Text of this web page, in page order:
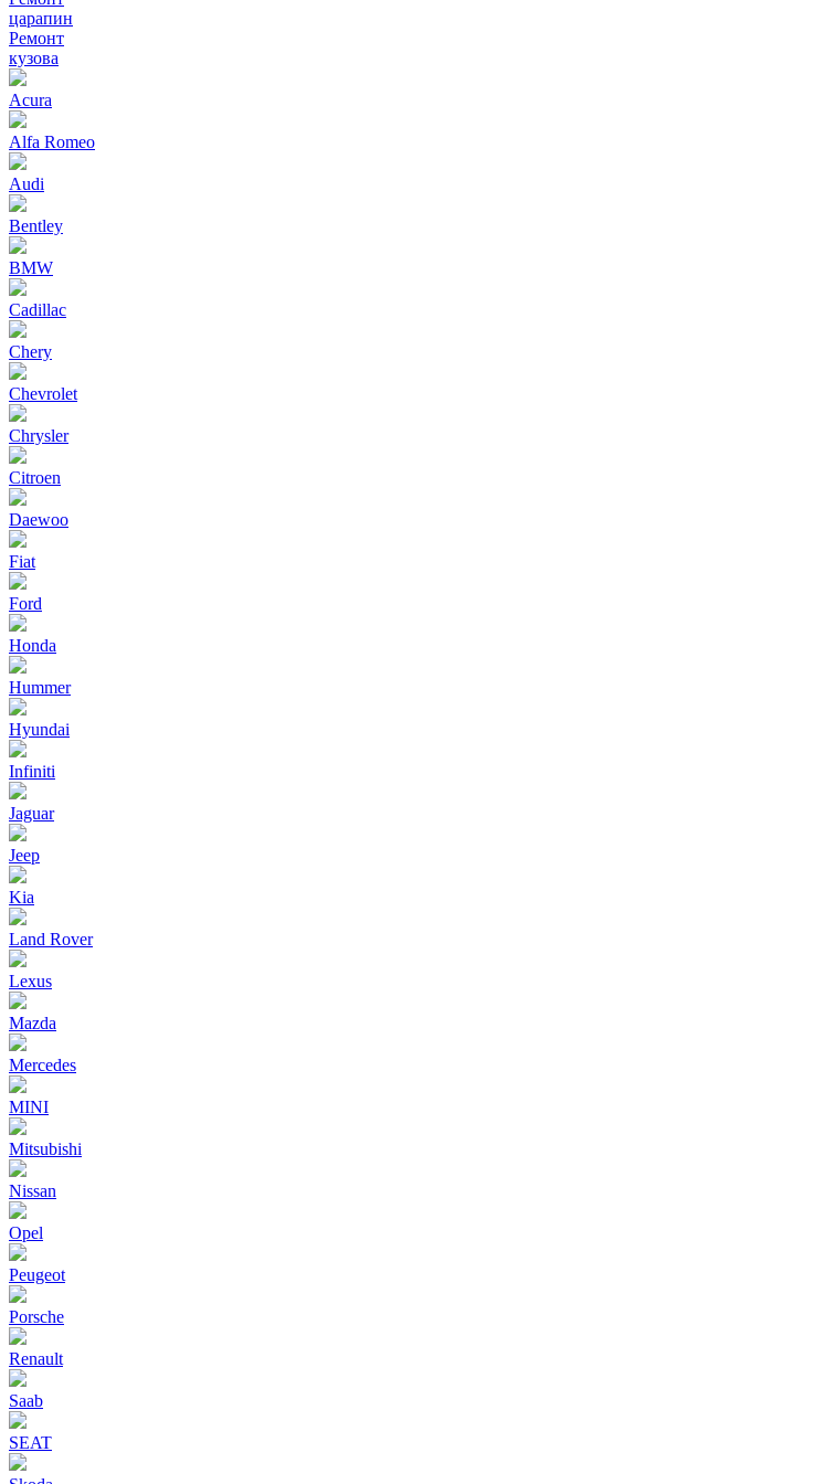
царапин
Ремонт
кузова
Acura
Alfa Romeo
Audi
Bentley
BMW
Cadillac
Chery
Chevrolet
Chrysler
Citroen
Daewoo
Fiat
Ford
Honda
Hummer
Hyundai
Infiniti
Jaguar
Jeep
Kia
Land Rover
Lexus
Mazda
Mercedes
MINI
Mitsubishi
Nissan
Opel
Peugeot
Porsche
Renault
Saab
SEAT